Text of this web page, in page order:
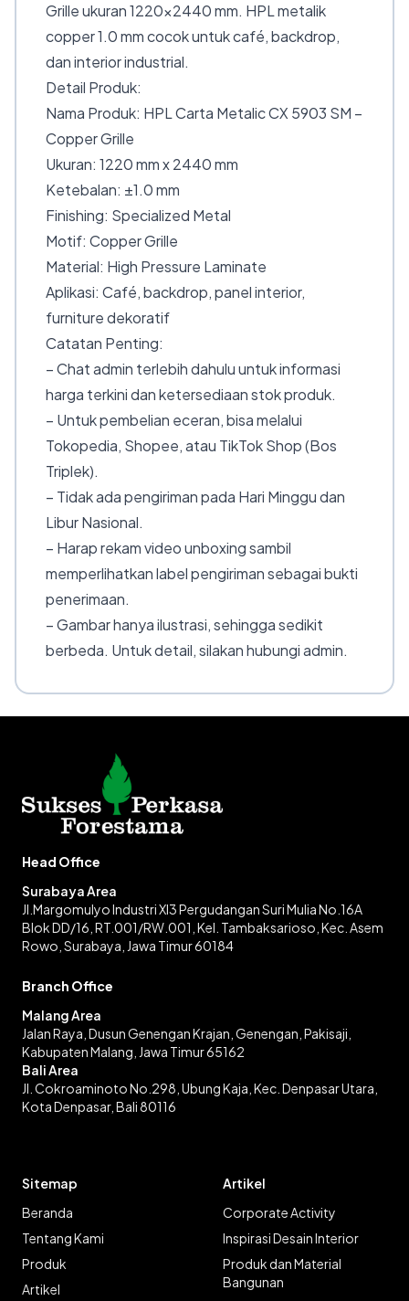
Grille ukuran 1220×2440 mm. HPL metalik
copper 1.0 mm cocok untuk café, backdrop,
dan interior industrial.
Detail Produk:
Nama Produk: HPL Carta Metalic CX 5903 SM –
Copper Grille
Ukuran: 1220 mm x 2440 mm
Ketebalan: ±1.0 mm
Finishing: Specialized Metal
Motif: Copper Grille
Material: High Pressure Laminate
Aplikasi: Café, backdrop, panel interior,
furniture dekoratif
Catatan Penting:
– Chat admin terlebih dahulu untuk informasi
harga terkini dan ketersediaan stok produk.
– Untuk pembelian eceran, bisa melalui
Tokopedia, Shopee, atau TikTok Shop (Bos
Triplek).
– Tidak ada pengiriman pada Hari Minggu dan
Libur Nasional.
– Harap rekam video unboxing sambil
memperlihatkan label pengiriman sebagai bukti
penerimaan.
– Gambar hanya ilustrasi, sehingga sedikit
berbeda. Untuk detail, silakan hubungi admin.
Head Office
Surabaya Area
Jl.Margomulyo Industri XI3 Pergudangan Suri Mulia No.16A
Blok DD/16, RT.001/RW.001, Kel. Tambaksarioso, Kec. Asem
Rowo, Surabaya, Jawa Timur 60184
Branch Office
Malang Area
Jalan Raya, Dusun Genengan Krajan, Genengan, Pakisaji,
Kabupaten Malang, Jawa Timur 65162
Bali Area
Jl. Cokroaminoto No.298, Ubung Kaja, Kec. Denpasar Utara,
Kota Denpasar, Bali 80116
Sitemap
Beranda
Tentang Kami
Produk
Artikel
Artikel
Corporate Activity
Inspirasi Desain Interior
Produk dan Material
Bangunan